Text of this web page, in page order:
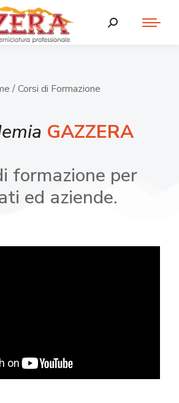
/ Corsi di Formazione
GAZZERA
formazione per
ed aziende.